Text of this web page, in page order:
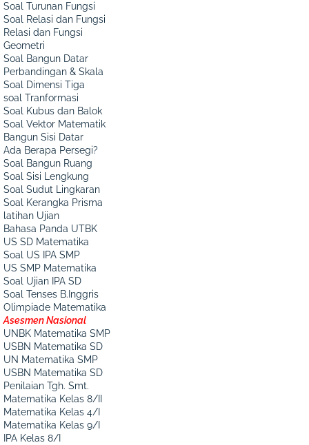
Soal Turunan Fungsi
Soal Relasi dan Fungsi
Relasi dan Fungsi
Geometri
Soal Bangun Datar
Perbandingan & Skala
Soal Dimensi Tiga
soal Tranformasi
Soal Kubus dan Balok
Soal Vektor Matematik
Bangun Sisi Datar
Ada Berapa Persegi?
Soal Bangun Ruang
Soal Sisi Lengkung
Soal Sudut Lingkaran
Soal Kerangka Prisma
latihan Ujian
Bahasa Panda UTBK
US SD Matematika
Soal US IPA SMP
US SMP Matematika
Soal Ujian IPA SD
Soal Tenses B.Inggris
Olimpiade Matematika
Asesmen Nasional
UNBK Matematika SMP
USBN Matematika SD
UN Matematika SMP
USBN Matematika SD
Penilaian Tgh. Smt.
Matematika Kelas 8/II
Matematika Kelas 4/I
Matematika Kelas 9/I
IPA Kelas 8/I